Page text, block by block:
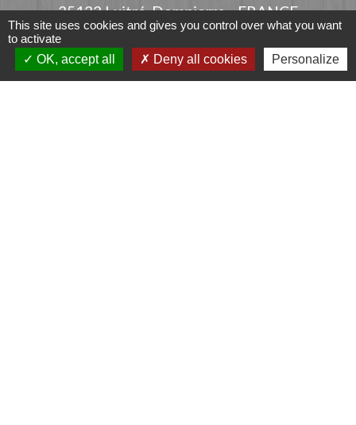
35133 Luitré-Dompierre - FRANCE
+33 2 99 97 91 26
Contact par formulaire
This site uses cookies and gives you control over what you want
to activate
OK, accept all
Deny all cookies Personalize